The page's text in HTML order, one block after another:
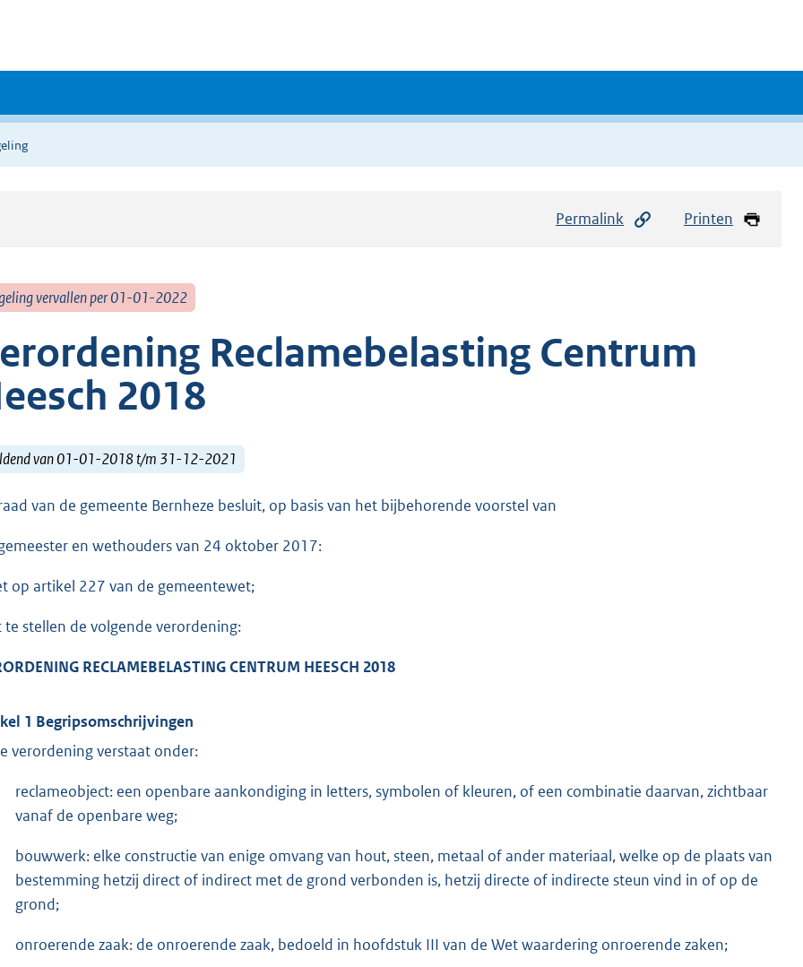
Permalink Printen
vervallen per 01-01-2022
Reclamebelasting Centrum
2018
van 01-01-2018 t/m 31-12-2021
van de gemeente Bernheze besluit, op basis van het bijbehorende voorstel van
en wethouders van 24 oktober 2017:
op artikel 227 van de gemeentewet;
te stellen de volgende verordening:
RECLAMEBELASTINGCENTRUM HEESCH 2018
1 Begripsomschrijvingen
verordening verstaat onder:
reclameobject: een openbare aankondiging in letters, symbolen of kleuren, of een combinatie daarvan, zichtbaar
vanaf de openbare weg;
bouwwerk: elke constructie van enige omvang van hout, steen, metaal of ander materiaal, welke op de plaats van
bestemming hetzij direct of indirect met de grond verbonden is, hetzij directe of indirecte steun vind in of op de
grond;
onroerende zaak: de onroerende zaak, bedoeld in hoofdstuk III van de Wet waardering onroerende zaken;